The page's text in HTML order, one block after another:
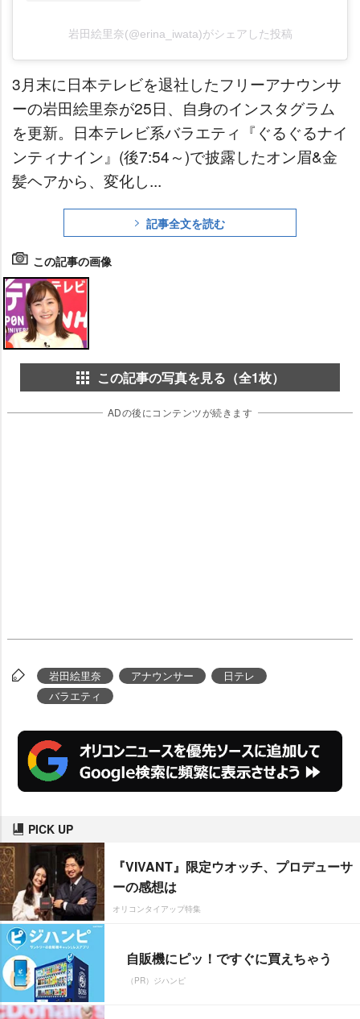
田絵里奈(@erina_iwata)がシェアした投稿
3月末に日本テレビを退社したフリーアナウンサ
ーの岩田絵里奈が25日、自身のインスタグラム
を更新。日本テレビ系バラエティ『ぐるぐるナイ
ンティナイン』(後7:54～)で披露したオン眉&金
髪ヘアから、変化し...
記事全文を読む
この記事の画像
この記事の写真を見る（全1枚）
ADの後にコンテンツが続きます
田絵里奈 アナウンサー
日テレ
バラエティ
PICK UP
『VIVANT』限定ウオッチ、プロデューサ
ーの感想は
オリコンタイアップ特集
自販機にピッ！ですぐに買えちゃう
（PR）ジハンピ